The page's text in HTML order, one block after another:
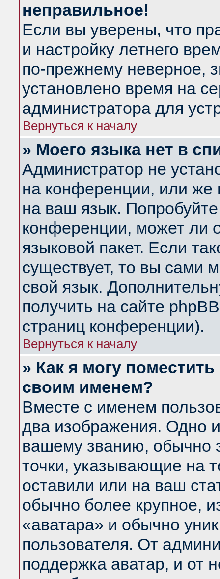
неправильное!
Если вы уверены, что
и настройку летнего
по-прежнему неверное,
установлено время на
администратора для
Вернуться к началу
» Моего языка нет в
Администратор не
на конференции, или же
на ваш язык.
конференции, может ли
языковой пакет. Если
существует, то вы сами
свой язык.
получить на сайте
страниц конференции).
Вернуться к началу
» Как я могу
своим именем?
Вместе с именем
два изображения. Одно
вашему званию, обычно
точки, указывающие на
оставили или на ваш
обычно более крупное,
«аватара» и обычно
пользователя. От
поддержка аватар, и от